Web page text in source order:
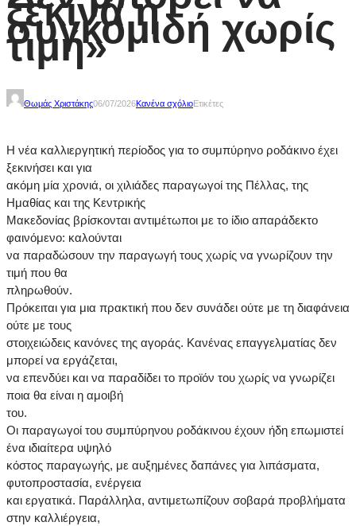
ξεκινά η
συγκομιδή χωρίς
τιμή»
Θωμάς Χριστάκης06/07/2026Κανένα σχόλιοΕτικέτες
Η νέα καλλιεργητική περίοδος για το συμπύρηνο ροδάκινο έχει
ξεκινήσει και για
ακόμη μία χρονιά, οι χιλιάδες παραγωγοί της Πέλλας, της
Ημαθίας και της Κεντρικής
Μακεδονίας βρίσκονται αντιμέτωποι με το ίδιο απαράδεκτο
φαινόμενο: καλούνται
να παραδώσουν την παραγωγή τους χωρίς να γνωρίζουν την
τιμή που θα
πληρωθούν.
Πρόκειται για μια πρακτική που δεν συνάδει ούτε με τη διαφάνεια
ούτε με τους
στοιχειώδεις κανόνες της αγοράς. Κανένας επαγγελματίας δεν
μπορεί να εργάζεται,
να επενδύει και να παραδίδει το προϊόν του χωρίς να γνωρίζει
ποια θα είναι η αμοιβή
του.
Οι παραγωγοί του συμπύρηνου ροδάκινου έχουν ήδη επωμιστεί
ένα ιδιαίτερα υψηλό
κόστος παραγωγής, με αυξημένες δαπάνες για λιπάσματα,
φυτοπροστασία, ενέργεια
και εργατικά. Παράλληλα, αντιμετωπίζουν σοβαρά προβλήματα
στην καλλιέργεια,